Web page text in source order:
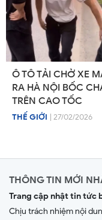
Ô TÔ TẢI CHỞ XE
RA HÀ NỘI BỐC
TRÊN CAO TỐC
THẾ GIỚI | 27/02/2026
THÔNG TIN MỚI
Trang cập nhật tin tức
Chịu trách nhiệm nội